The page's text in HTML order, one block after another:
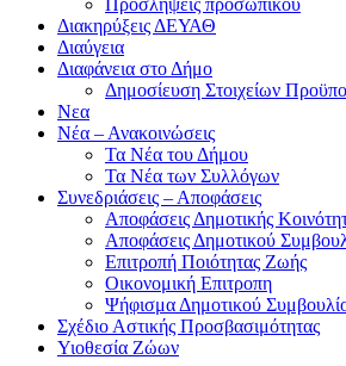
Διακηρύξεις ΔΕΥΑΘ
Διαύγεια
Διαφάνεια στο Δήμο
Δημοσίευση Στοιχείων
Νεα
Νέα – Ανακοινώσεις
Τα Νέα του Δήμου
Τα Νέα των Συλλόγων
Συνεδριάσεις – Αποφάσεις
Αποφάσεις Δημοτικής
Αποφάσεις Δημοτικού
Επιτροπή Ποιότητας Ζωής
Οικονομική Επιτροπη
Ψήφισμα Δημοτικού
Σχέδιο Αστικής Προσβασιμότητας
Υιοθεσία Ζώων